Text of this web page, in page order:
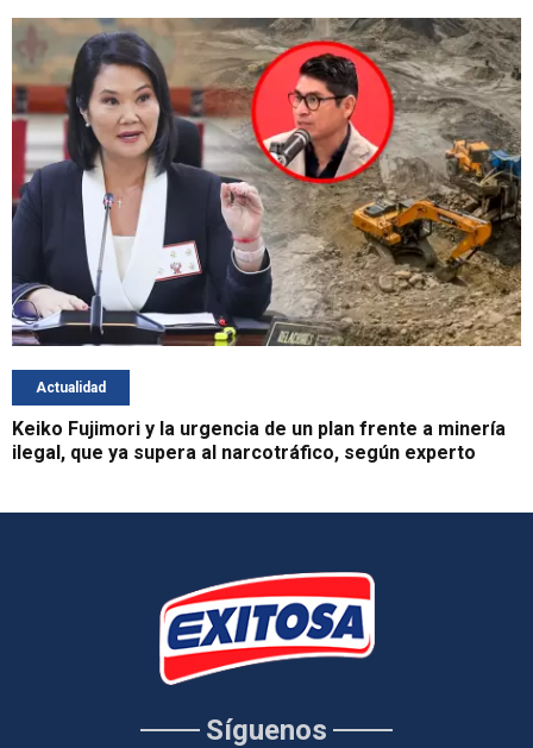
Actualidad
Keiko Fujimori y la urgencia de un plan frente a minería
ilegal, que ya supera al narcotráfico, según experto
Síguenos